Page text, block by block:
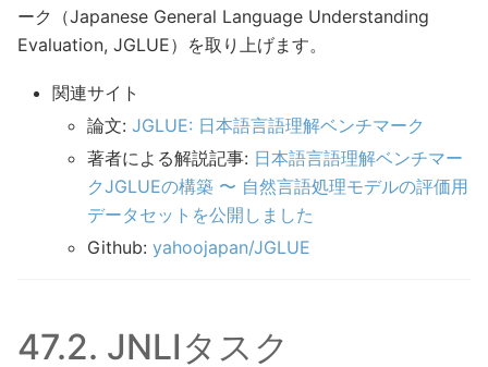
ーク（Japanese General Language Understanding
Evaluation, JGLUE）を取り上げます。
関連サイト
論文: JGLUE: 日本語言語理解ベンチマーク
著者による解説記事: 日本語言語理解ベンチマー
クJGLUEの構築 〜 自然言語処理モデルの評価用
データセットを公開しました
Github: yahoojapan/JGLUE
47.2. JNLIタスク